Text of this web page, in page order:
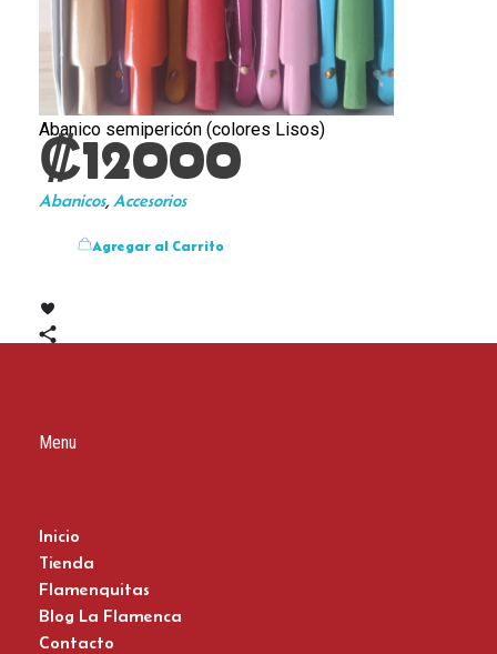
Abanico semipericón (colores Lisos)
₡12000
Abanicos, Accesorios
Agregar al Carrito
Menu
Inicio
Tienda
Flamenquitas
Blog La Flamenca
Contacto